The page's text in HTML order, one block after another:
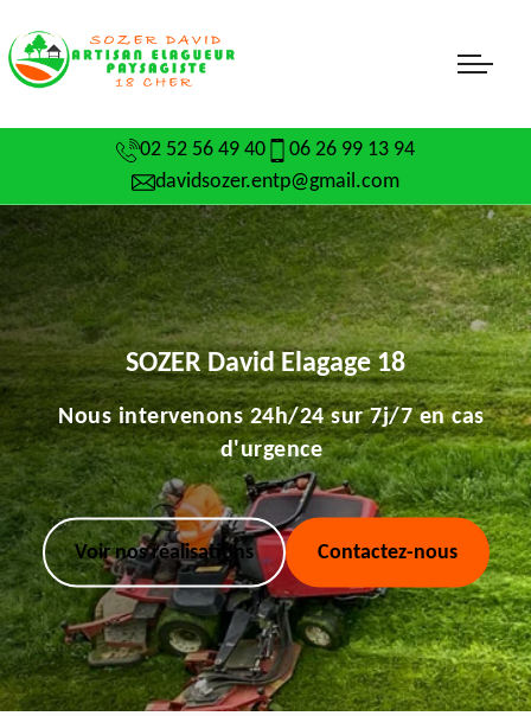
02 52 56 49 40
06 26 99 13 94
davidsozer.entp@gmail.com
SOZER David Elagage 18
Nous intervenons 24h/24 sur 7j/7 en cas
d'urgence
Voir nos réalisations Contactez-nous